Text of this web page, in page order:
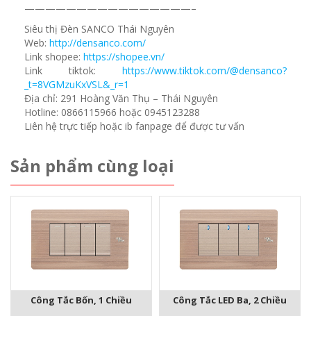
————————————————–
Siêu thị Đèn SANCO Thái Nguyên
Web: http://densanco.com/
Link shopee: https://shopee.vn/
Link tiktok: https://www.tiktok.com/@densanco?
_t=8VGMzuKxVSL&_r=1
Địa chỉ: 291 Hoàng Văn Thụ – Thái Nguyên
Hotline: 0866115966 hoặc 0945123288
Liên hệ trực tiếp hoặc ib fanpage để được tư vấn
Sản phẩm cùng loại
Công Tắc Bốn, 1 Chiều Công Tắc LED Ba, 2 Chiều